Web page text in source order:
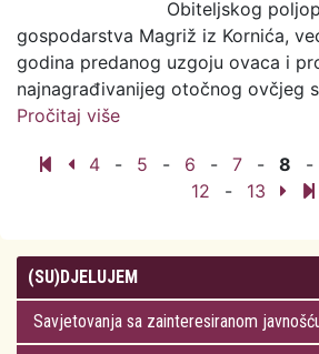
Obiteljskog
gospodarstva Magriž iz Kornića,
godina predanog uzgoju ovaca i
najnagrađivanijeg otočnog ovčjeg
Pročitaj više
4
- 5 - 6 - 7 - 8 -
12
- 13
(SU)DJELUJEM
Savjetovanja sa zainteresiranom